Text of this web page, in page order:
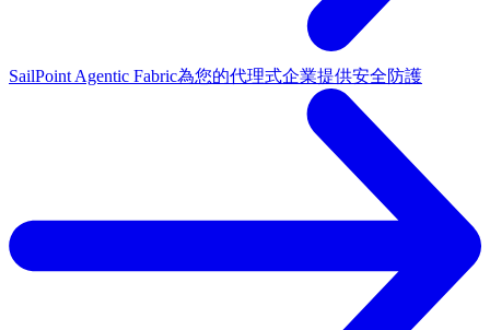
SailPoint Agentic Fabric為您的代理式企業提供安全防護